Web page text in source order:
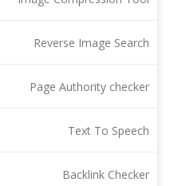
Reverse Image Search
Page Authority checker
Text To Speech
Backlink Checker